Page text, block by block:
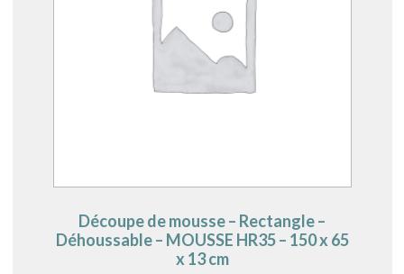
Découpe de mousse – Rectangle –
Déhoussable – MOUSSE HR35 – 150 x 65
x 13 cm